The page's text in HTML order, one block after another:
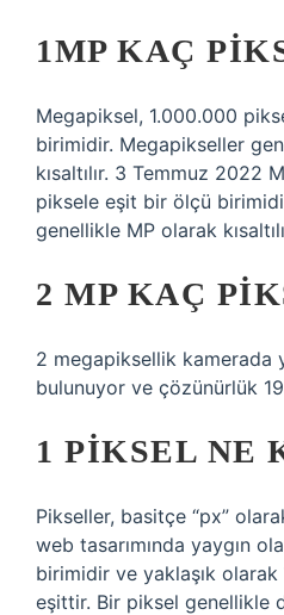
1MP KAÇ
Megapiksel, 1.000.000
birimidir. Megapikseller
kısaltılır. 3 Temmuz 2022
piksele eşit bir ölçü
genellikle MP olarak
2 MP KAÇ
2 megapiksellik kamerada
bulunuyor ve çözünürlük
1 PIKSEL NE
Pikseller, basitçe “px”
web tasarımında yaygın
birimidir ve yaklaşık olarak
eşittir. Bir piksel genellikle